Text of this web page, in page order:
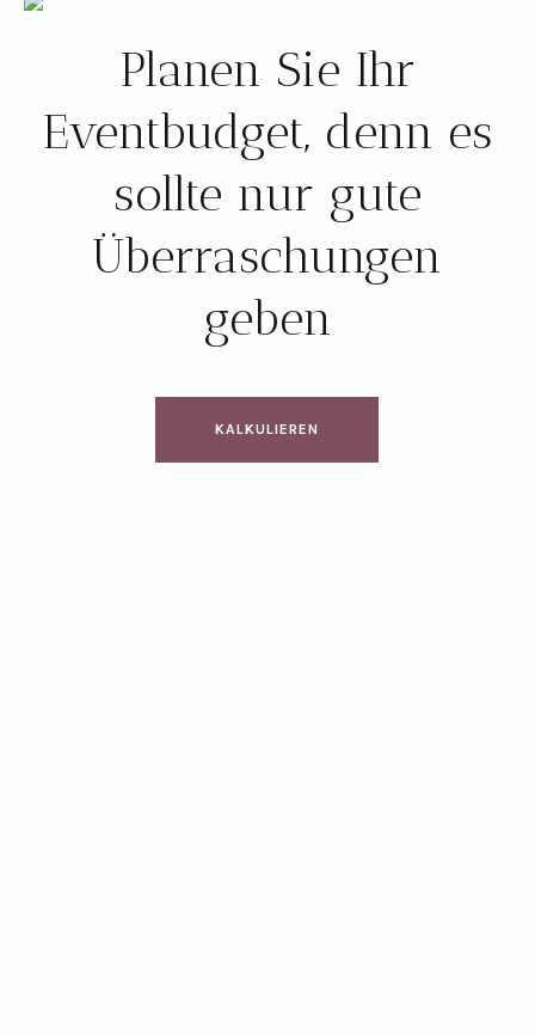
Planen Sie Ihr
Eventbudget, denn es
sollte nur gute
Überraschungen
geben
KALKULIEREN